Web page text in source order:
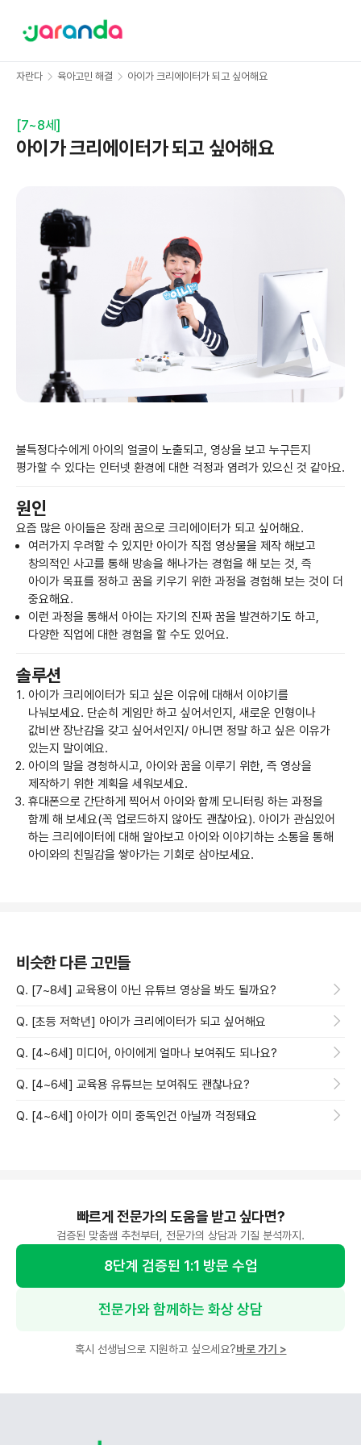
자란다 육아고민 해결 아이가 크리에이터가 되고 싶어해요
[7~8세 ]
아이가 크리에이터가 되고 싶어해요
불특정다수에게 아이의 얼굴이 노출되고, 영상을 보고 누구든지
평가할 수 있다는 인터넷 환경에 대한 걱정과 염려가 있으신 것 같아요.
원인
요즘 많은 아이들은 장래 꿈으로 크리에이터가 되고 싶어해요.
여러가지 우려할 수 있지만 아이가 직접 영상물을 제작 해보고
창의적인 사고를 통해 방송을 해나가는 경험을 해 보는 것, 즉
아이가 목표를 정하고 꿈을 키우기 위한 과정을 경험해 보는 것이 더
중요해요.
이런 과정을 통해서 아이는 자기의 진짜 꿈을 발견하기도 하고,
다양한 직업에 대한 경험을 할 수도 있어요.
솔루션
아이가 크리에이터가 되고 싶은 이유에 대해서 이야기를
나눠보세요. 단순히 게임만 하고 싶어서인지, 새로운 인형이나
값비싼 장난감을 갖고 싶어서인지/ 아니면 정말 하고 싶은 이유가
있는지 말이예요.
아이의 말을 경청하시고, 아이와 꿈을 이루기 위한, 즉 영상을
제작하기 위한 계획을 세워보세요.
휴대폰으로 간단하게 찍어서 아이와 함께 모니터링 하는 과정을
함께 해 보세요(꼭 업로드하지 않아도 괜찮아요). 아이가 관심있어
하는 크리에이터에 대해 알아보고 아이와 이야기하는 소통을 통해
아이와의 친밀감을 쌓아가는 기회로 삼아보세요.
비슷한 다른 고민들
Q. [7~8세] 교육용이 아닌 유튜브 영상을 봐도 될까요?
Q. [초등 저학년] 아이가 크리에이터가 되고 싶어해요
Q. [4~6세] 미디어, 아이에게 얼마나 보여줘도 되나요?
Q. [4~6세] 교육용 유튜브는 보여줘도 괜찮나요?
Q. [4~6세] 아이가 이미 중독인건 아닐까 걱정돼요
빠르게 전문가의 도움을 받고 싶다면?
검증된 맞춤쌤 추천부터, 전문가의 상담과 기질 분석까지.
8단계 검증된 1:1 방문 수업
전문가와 함께하는 화상 상담
혹시 선생님으로 지원하고 싶으세요?바로 가기 >